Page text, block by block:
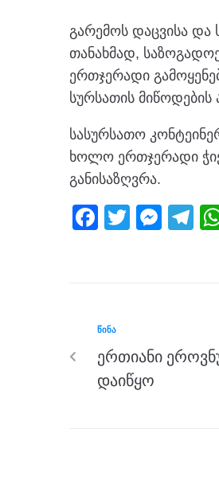
გარემოს დაცვისა
თანახმად,
ერთჯერადი
სურსათის
სასურსათო
ხოლო ერთჯერადი
განისაზღვრა.
F
b
o
o
k
T
M
er
T
m
ᲬᲘᲜᲐ
ერთიანი
დაიწყო